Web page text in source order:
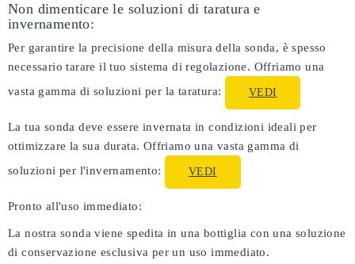
Non dimenticare le soluzioni di taratura e
invernamento:
Per garantire la precisione della misura della sonda, è spesso
necessario tarare il tuo sistema di regolazione. Offriamo una
vasta gamma di soluzioni per la taratura:
VEDI
La tua sonda deve essere invernata in condizioni ideali per
ottimizzare la sua durata. Offriamo una vasta gamma di
soluzioni per l'invernamento:
VEDI
Pronto all'uso immediato:
La nostra sonda viene spedita in una bottiglia con una soluzione
di conservazione esclusiva per un uso immediato.